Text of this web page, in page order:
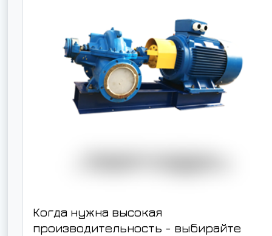
Когда нужна высокая
производительность - выбирайте